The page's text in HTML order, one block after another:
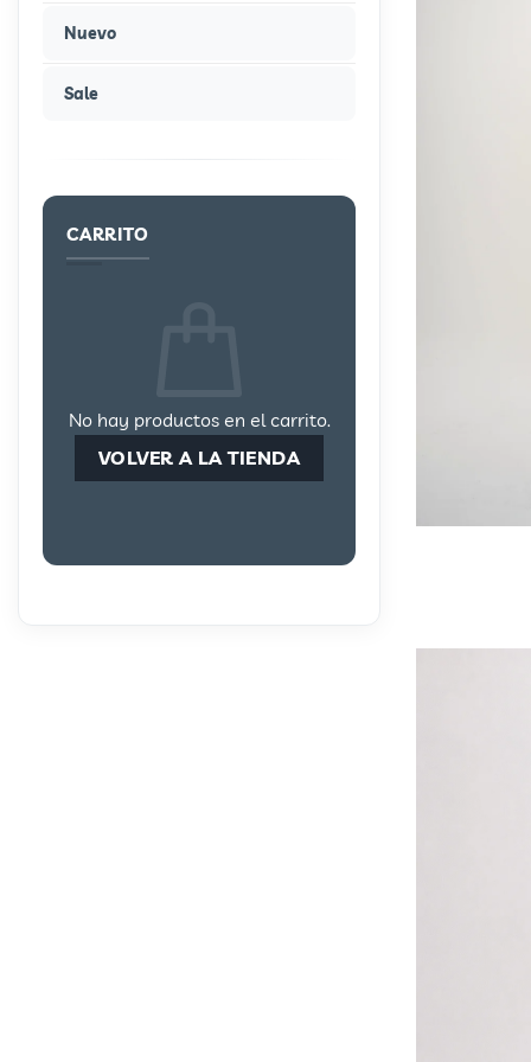
Nuevo
Sale
CARRITO
No hay productos en el carrito.
VOLVER A LA TIENDA